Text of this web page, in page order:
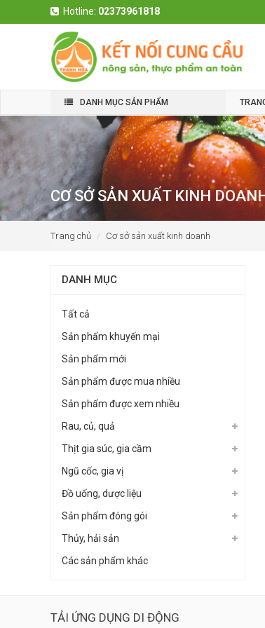
Hotline: 02373961818
DANH MỤC SẢN PHẨM
CƠ SỞ SẢN XUẤT KINH
Trang chủ Cơ sở sản xuất kinh doanh
DANH MỤC
Tất cả
Sản phẩm khuyến mại
Sản phẩm mới
Sản phẩm được mua nhiều
Sản phẩm được xem nhiều
Rau, củ, quả
Thịt gia súc, gia cầm
Ngũ cốc, gia vị
Đồ uống, dược liệu
Sản phẩm đóng gói
Thủy, hải sản
Các sản phẩm khác
TẢI ỨNG DỤNG DI ĐỘNG